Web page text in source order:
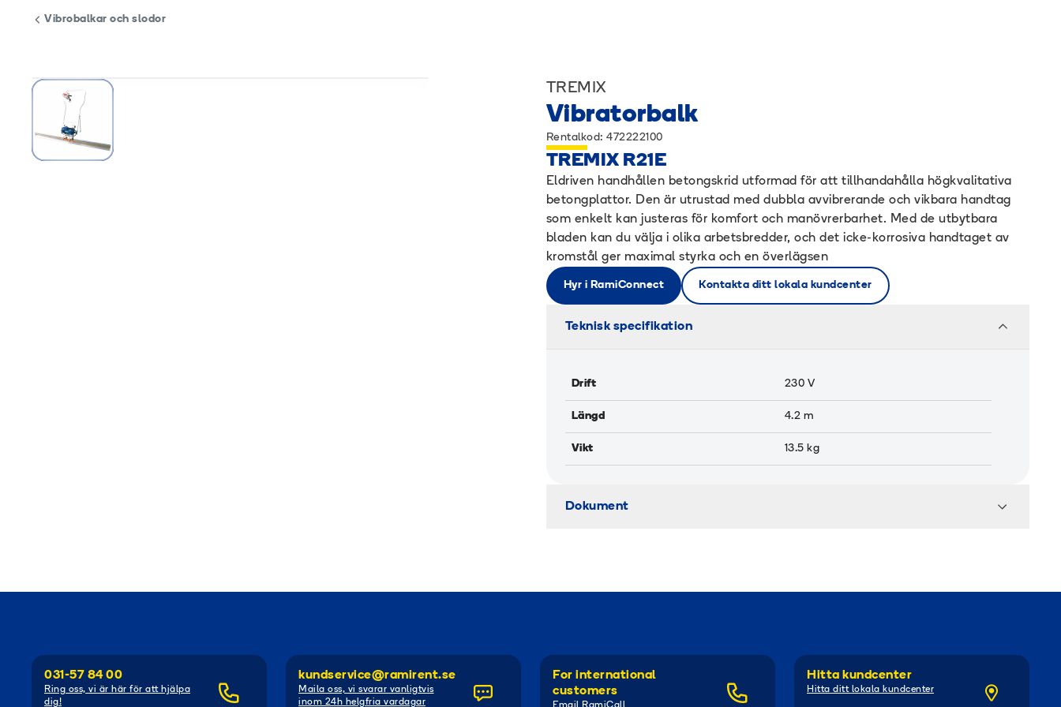
Vibrobalkar och slodor
TREMIX
Vibratorbalk
Rentalkod: 472222100
TREMIX R21E
Eldriven handhållen betongskrid utformad för att tillhandahålla högkvalitativa
betongplattor. Den är utrustad med dubbla avvibrerande och vikbara handtag
som enkelt kan justeras för komfort och manövrerbarhet. Med de utbytbara
bladen kan du välja i olika arbetsbredder, och det icke-korrosiva handtaget av
kromstål ger maximal styrka och en överlägsen
Hyr i RamiConnect Kontakta ditt lokala kundcenter
Teknisk specifikation
Drift 230 V
Längd 4.2 m
Vikt 13.5 kg
Dokument
031-57 84 00
Ring oss, vi är här för att hjälpa
dig!
kundservice@ramirent.se
Maila oss, vi svarar vanligtvis
inom 24h helgfria vardagar
For international
customers
Hitta kundcenter
Hitta ditt lokala kundcenter